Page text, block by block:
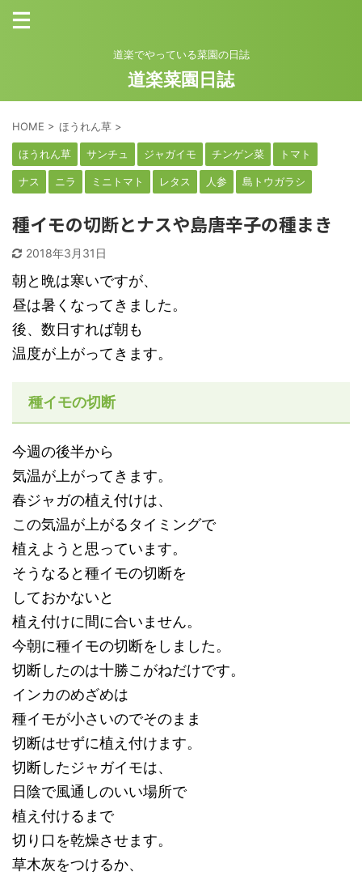
道楽でやっている菜園の日誌
道楽菜園日誌
HOME > ほうれん草 >
ほうれん草 サンチュ ジャガイモ チンゲン菜 トマト
ナス ニラ ミニトマト レタス 人参 島トウガラシ
種イモの切断とナスや島唐辛子の種まき
2018年3月31日
朝と晩は寒いですが、
昼は暑くなってきました。
後、数日すれば朝も
温度が上がってきます。
種イモの切断
今週の後半から
気温が上がってきます。
春ジャガの植え付けは、
この気温が上がるタイミングで
植えようと思っています。
そうなると種イモの切断を
しておかないと
植え付けに間に合いません。
今朝に種イモの切断をしました。
切断したのは十勝こがねだけです。
インカのめざめは
種イモが小さいのでそのまま
切断はせずに植え付けます。
切断したジャガイモは、
日陰で風通しのいい場所で
植え付けるまで
切り口を乾燥させます。
草木灰をつけるか、